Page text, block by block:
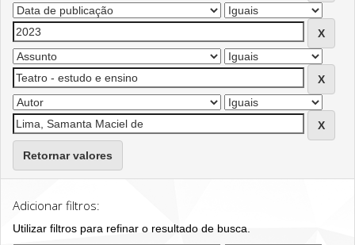
Retornar valores
Adicionar filtros:
Utilizar filtros para refinar o resultado de busca.